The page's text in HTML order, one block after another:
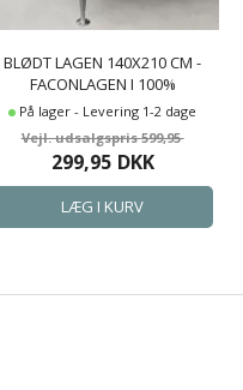
BLØDT LAGEN 140X210 CM -
FACONLAGEN I 100%
BOMULDSSATIN - HVIDT
BOXLAGEN TIL MADRAS - BY
NIGHT SATIN LAGEN
På lager - Levering 1-2 dage
599,95
299,95 DKK